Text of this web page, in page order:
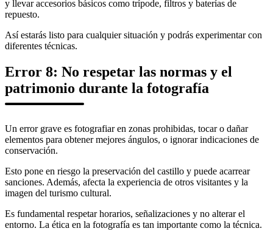
y llevar accesorios básicos como trípode, filtros y baterías de
repuesto.
Así estarás listo para cualquier situación y podrás experimentar con
diferentes técnicas.
Error 8: No respetar las normas y el
patrimonio durante la fotografía
Un error grave es fotografiar en zonas prohibidas, tocar o dañar
elementos para obtener mejores ángulos, o ignorar indicaciones de
conservación.
Esto pone en riesgo la preservación del castillo y puede acarrear
sanciones. Además, afecta la experiencia de otros visitantes y la
imagen del turismo cultural.
Es fundamental respetar horarios, señalizaciones y no alterar el
entorno. La ética en la fotografía es tan importante como la técnica.